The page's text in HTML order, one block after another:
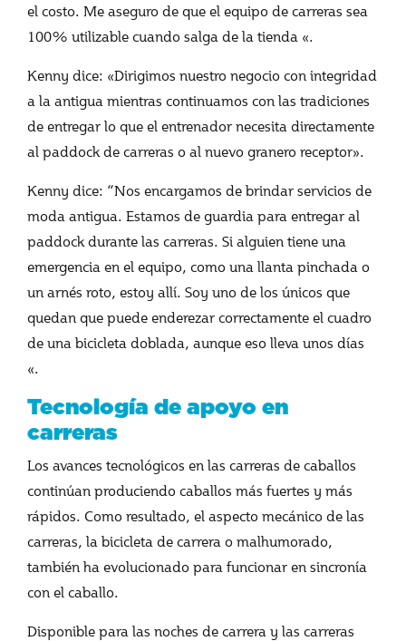
el costo. Me aseguro de que el equipo de carreras sea
100% utilizable cuando salga de la tienda «.
Kenny dice: «Dirigimos nuestro negocio con integridad
a la antigua mientras continuamos con las tradiciones
de entregar lo que el entrenador necesita directamente
al paddock de carreras o al nuevo granero receptor».
Kenny dice: “Nos encargamos de brindar servicios de
moda antigua. Estamos de guardia para entregar al
paddock durante las carreras. Si alguien tiene una
emergencia en el equipo, como una llanta pinchada o
un arnés roto, estoy allí. Soy uno de los únicos que
quedan que puede enderezar correctamente el cuadro
de una bicicleta doblada, aunque eso lleva unos días
«.
Tecnología de apoyo en
carreras
Los avances tecnológicos en las carreras de caballos
continúan produciendo caballos más fuertes y más
rápidos. Como resultado, el aspecto mecánico de las
carreras, la bicicleta de carrera o malhumorado,
también ha evolucionado para funcionar en sincronía
con el caballo.
Disponible para las noches de carrera y las carreras